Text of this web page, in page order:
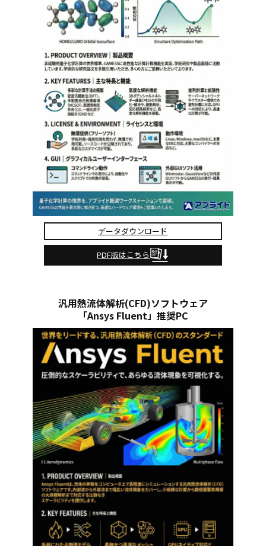
データダウンロード
PDF版はこちら
汎用熱流体解析(CFD)ソフトウェア
「Ansys Fluent」推奨PC